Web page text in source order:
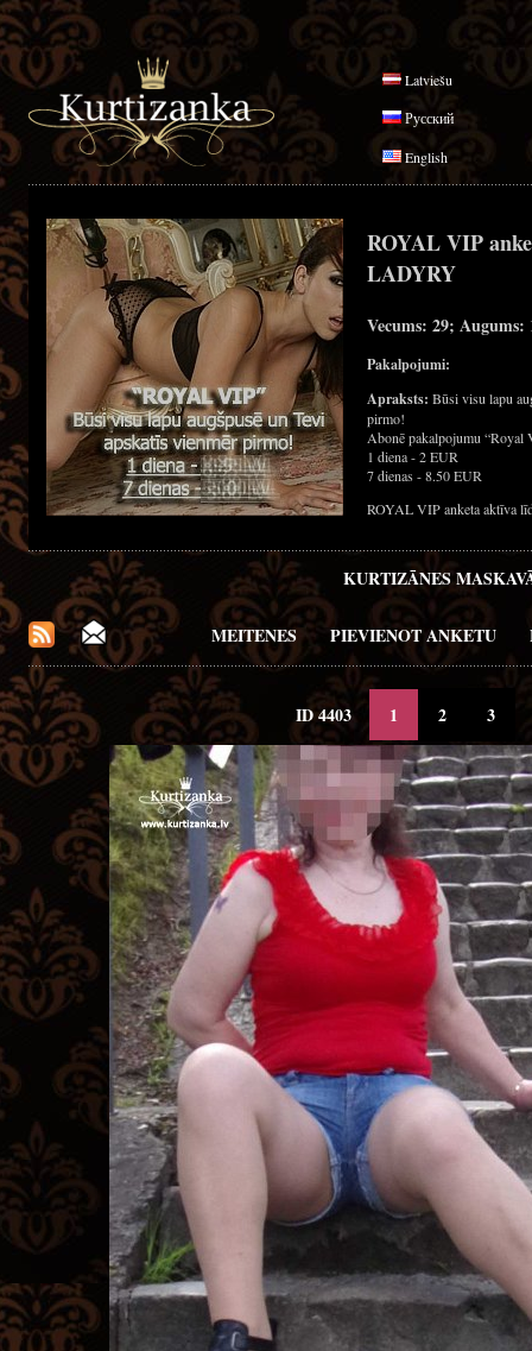
Latviešu
Русский
English
ROYAL VIP
LADYRY
Vecums: 29;
Pakalpojumi:
Apraksts: Būsi visu lapu
pirmo!
Abonē pakalpojumu “Royal
1 diena - 2 EUR
7 dienas - 8.50 EUR
ROYAL VIP anketa aktīva
KURTIZĀNES
MEITENES PIEVIENOT ANKETU
ID 4403 1 2 3